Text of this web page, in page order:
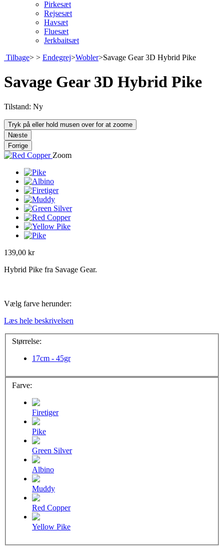
Pirkesæt
Rejsesæt
Havsæt
Fluesæt
Jerkbaitsæt
Tilbage> > Endegrej>Wobler>Savage Gear 3D Hybrid Pike
Savage Gear 3D Hybrid Pike
Tilstand: Ny
Tryk på eller hold musen over for at zoome
Næste
Forrige
Zoom
139,00 kr
Hybrid Pike fra Savage Gear.
Vælg farve herunder:
Læs hele beskrivelsen
Størrelse:
17cm - 45gr
Farve:
Firetiger
Pike
Green Silver
Albino
Muddy
Red Copper
Yellow Pike